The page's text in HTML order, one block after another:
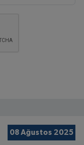
08 Ağustos 2025